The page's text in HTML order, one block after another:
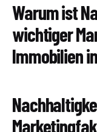
Warum ist
wichtiger
Immobilien